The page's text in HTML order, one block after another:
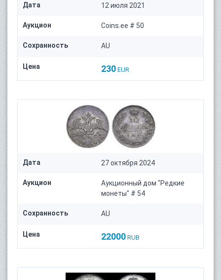
Дата 12 июля 2021
Аукцион Coins.ee # 50
Сохранность AU
Цена 230 EUR
Дата 27 октября 2024
Аукцион
Аукционный дом "Редкие
монеты" # 54
Сохранность AU
Цена 22000 RUB